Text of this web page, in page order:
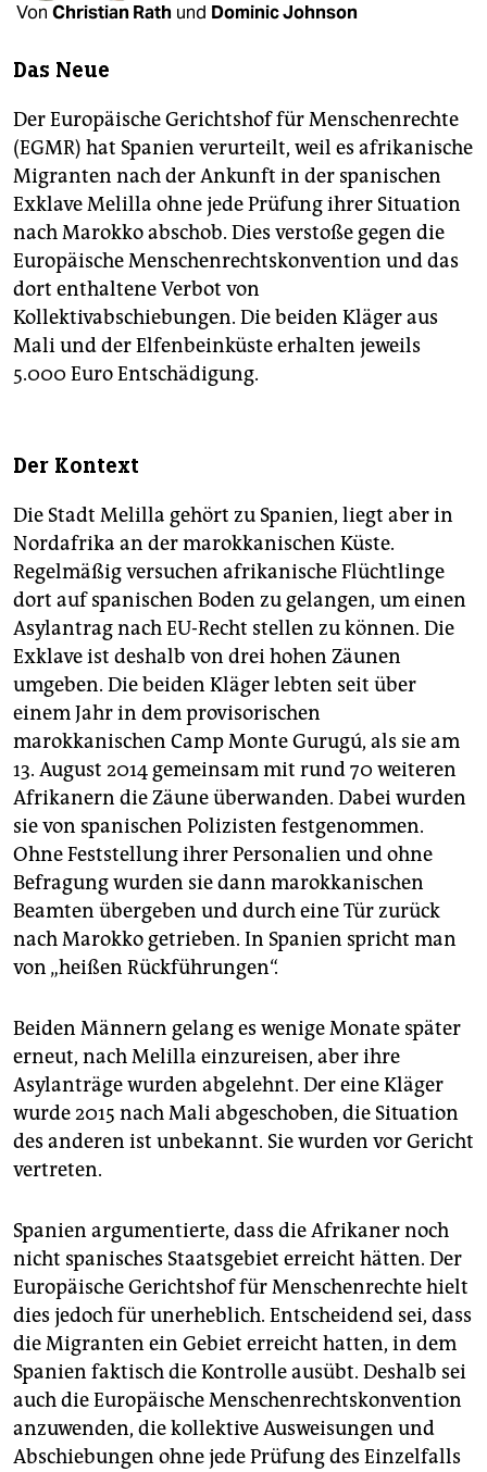
unterstützen
abo
genossenschaft
epaper login
Von Christian Rath und Dominic Johnson
Das Neue
Der Europäische Gerichtshof für Menschenrechte
(EGMR) hat Spanien verurteilt, weil es afrikanische
Migranten nach der Ankunft in der spanischen
Exklave Melilla ohne jede Prüfung ihrer Situation
nach Marokko abschob. Dies verstoße gegen die
Europäische Menschenrechtskonvention und das
dort ­enthaltene Verbot von
Kollektivabschiebungen. Die beiden Kläger aus
Mali und der Elfenbeinküste erhalten jeweils
5.000 Euro Entschädigung.
Der Kontext
Die Stadt Melilla gehört zu Spanien, liegt aber in
Nordafrika an der marokkanischen Küste.
Regelmäßig versuchen afrikanische Flüchtlinge
dort auf spanischen Boden zu gelangen, um einen
Asylantrag nach EU-Recht stellen zu können. Die
Exklave ist deshalb von drei hohen Zäunen
umgeben. Die beiden Kläger lebten seit über
einem Jahr in dem provisorischen
marokkanischen Camp Monte Gurugú, als sie am
13. August 2014 gemeinsam mit rund 70 weiteren
Afrikanern die Zäune überwanden. Dabei wurden
sie von spanischen Polizisten festgenommen.
Ohne Feststellung ihrer Personalien und ohne
Befragung wurden sie dann marokkanischen
Beamten übergeben und durch eine Tür zurück
nach Marokko getrieben. In Spanien spricht man
von „heißen Rückführungen“.
Beiden Männern gelang es wenige Monate später
erneut, nach Melilla einzureisen, aber ihre
Asylanträge wurden abgelehnt. Der eine Kläger
wurde 2015 nach Mali abgeschoben, die Situation
des anderen ist unbekannt. Sie wurden vor Gericht
vertreten.
Spanien argumentierte, dass die Afrikaner noch
nicht spanisches Staatsgebiet erreicht hätten. Der
Europäische Gerichtshof für Menschenrechte hielt
dies jedoch für unerheblich. Entscheidend sei, dass
die Migranten ein Gebiet erreicht hatten, in dem
Spanien faktisch die Kontrolle ausübt. Deshalb sei
auch die Europäische Menschenrechtskonvention
anzuwenden, die kollektive Ausweisungen und
Abschiebungen ohne jede Prüfung des Einzelfalls